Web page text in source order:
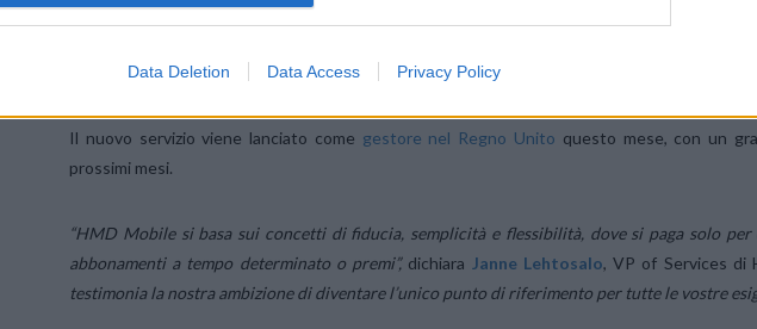
Data Deletion Data Access Privacy Policy
Il nuovo servizio viene lanciato come gestore nel Regno Unito questo mese, con un
prossimi mesi.
“HMD Mobile si basa sui concetti di fiducia, semplicità e flessibilità, dove si paga solo
abbonamenti a tempo determinato o premi”, dichiara Janne Lehtosalo, VP of Services di
testimonia la nostra ambizione di diventare l’unico punto di riferimento per tutte le vostre